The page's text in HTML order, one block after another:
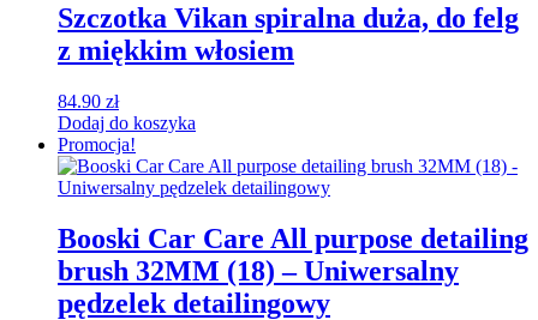
Szczotka Vikan spiralna duża, do felg
z miękkim włosiem
84.90 zł
Dodaj do koszyka
Promocja!
Booski Car Care All purpose detailing
brush 32MM (18) – Uniwersalny
pędzelek detailingowy